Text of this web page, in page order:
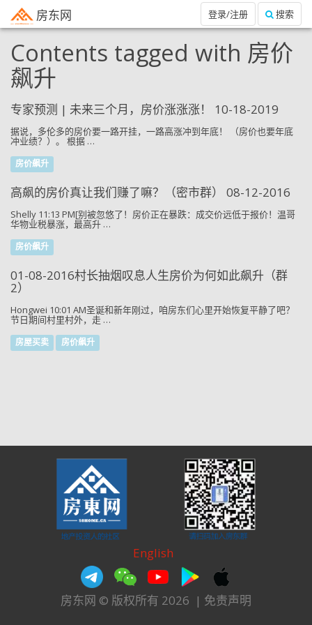
房东网 搜索
登录/注册
Contents tagged with 房价
飙升
专家预测 | 未来三个月，房价涨涨涨！ 10-18-2019
据说，多伦多的房价要一路开挂，一路高涨冲到年底！ （房价也要年底
冲业绩？）。 根据 …
房价飙升
高飙的房价真让我们赚了嘛？（密市群） 08-12-2016
Shelly 11:13 PM[别被忽悠了！房价正在暴跌：成交价远低于报价！温哥
华物业税暴涨，最高升 …
房价飙升
01-08-2016村长抽烟叹息人生房价​为何如此飙升（群
2）
Hongwei 10:01 AM圣诞和新年刚过，咱房东们心里开始恢复平静了吧？
节日期间村里村外，走 …
房屋买卖 房价飙升
English
房东网 © 版权所有 2026 | 免责声明